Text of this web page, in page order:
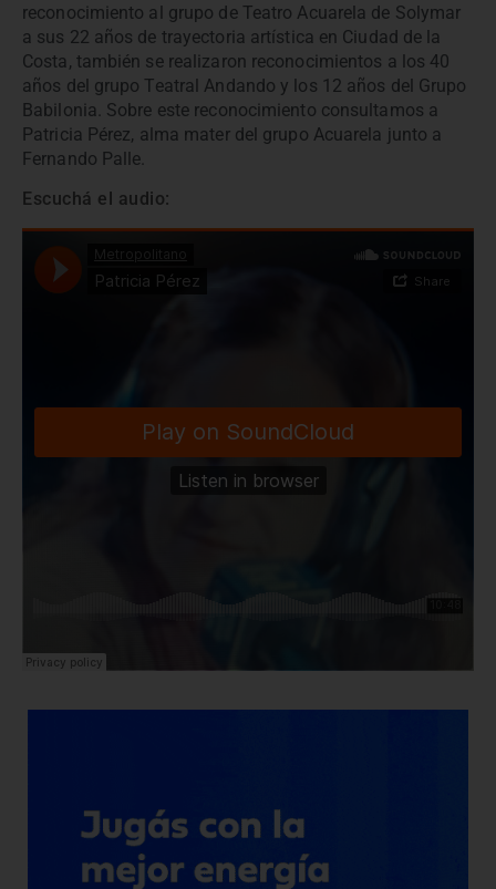
reconocimiento al grupo de Teatro Acuarela de Solymar
a sus 22 años de trayectoria artística en Ciudad de la
Costa, también se realizaron reconocimientos a los 40
años del grupo Teatral Andando y los 12 años del Grupo
Babilonia. Sobre este reconocimiento consultamos a
Patricia Pérez, alma mater del grupo Acuarela junto a
Fernando Palle.
Escuchá el audio: